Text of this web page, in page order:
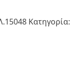
Κατηγορία: